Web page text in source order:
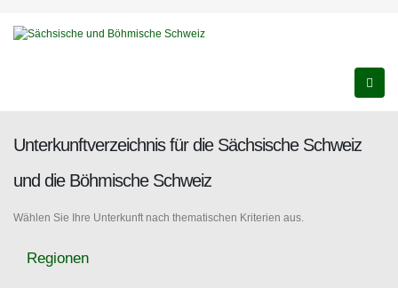
Unterkunftverzeichnis für die Sächsische Schweiz
und die Böhmische Schweiz
Wählen Sie Ihre Unterkunft nach thematischen Kriterien aus.
Regionen